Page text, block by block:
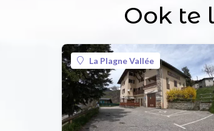
Ook te
La Plagne Vallée